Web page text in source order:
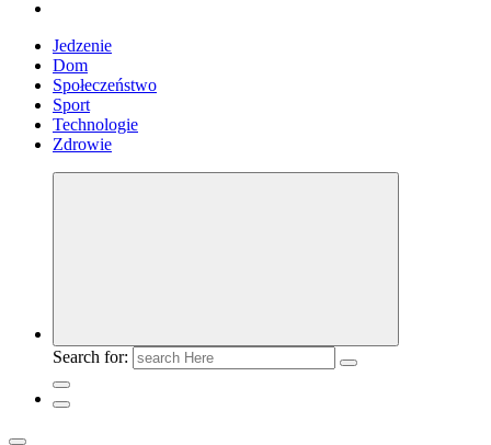
Jedzenie
Dom
Społeczeństwo
Sport
Technologie
Zdrowie
Search for: